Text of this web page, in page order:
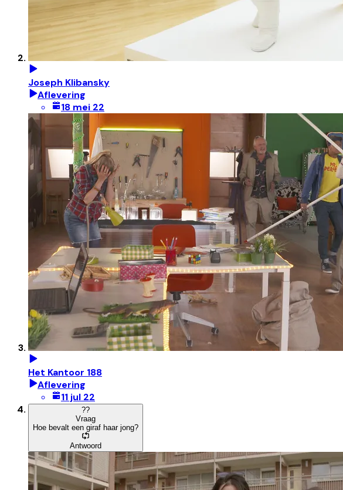
Joseph Klibansky
Aflevering
18 mei 22
Het Kantoor 188
Aflevering
11 jul 22
??
Vraag
Hoe bevalt een giraf haar jong?
Antwoord